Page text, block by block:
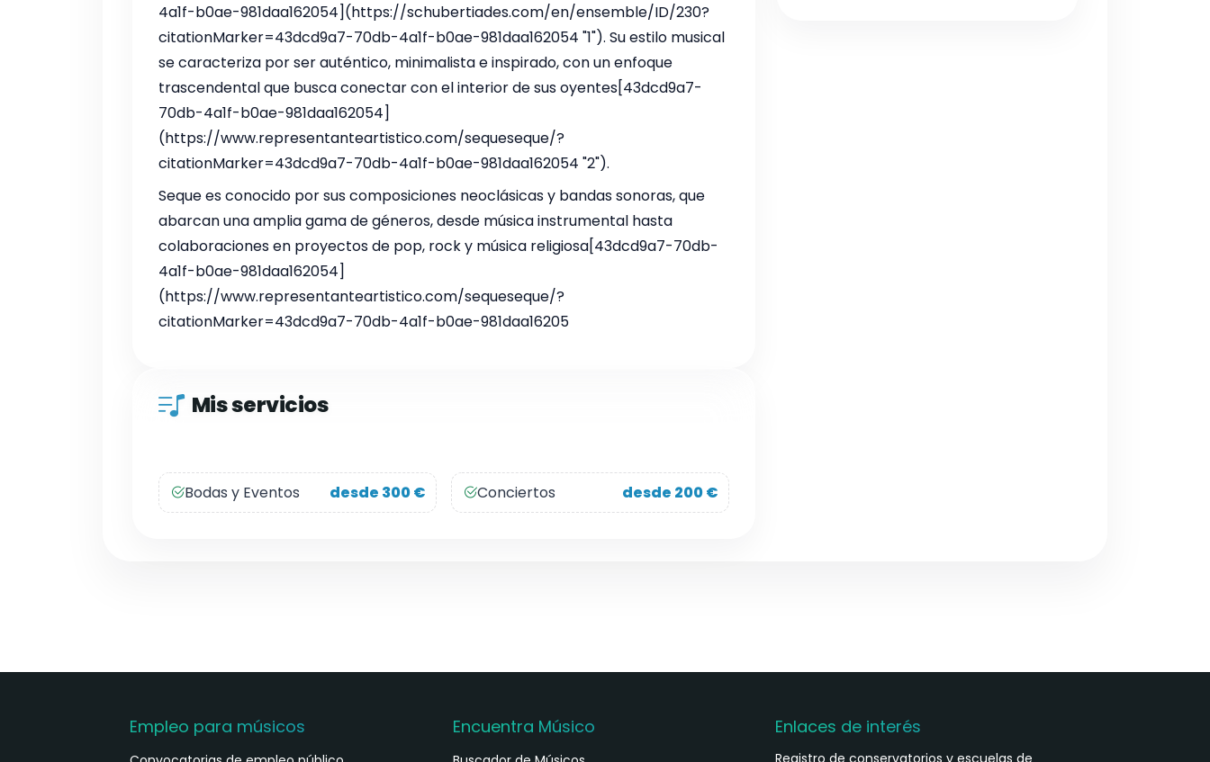
4a1f-b0ae-981daa162054](https://schubertiades.com/en/ensemble/ID/230?
citationMarker=43dcd9a7-70db-4a1f-b0ae-981daa162054 "1"). Su estilo musical
se caracteriza por ser auténtico, minimalista e inspirado, con un enfoque
trascendental que busca conectar con el interior de sus oyentes[43dcd9a7-
70db-4a1f-b0ae-981daa162054]
(https://www.representanteartistico.com/sequeseque/?
citationMarker=43dcd9a7-70db-4a1f-b0ae-981daa162054 "2").
Seque es conocido por sus composiciones neoclásicas y bandas sonoras, que
abarcan una amplia gama de géneros, desde música instrumental hasta
colaboraciones en proyectos de pop, rock y música religiosa[43dcd9a7-70db-
4a1f-b0ae-981daa162054]
(https://www.representanteartistico.com/sequeseque/?
citationMarker=43dcd9a7-70db-4a1f-b0ae-981daa16205
Mis servicios
Bodas y Eventos desde 300 € Conciertos desde 200 €
Empleo para músicos Encuentra Músico Enlaces de interés
Registro de conservatorios y escuelas de